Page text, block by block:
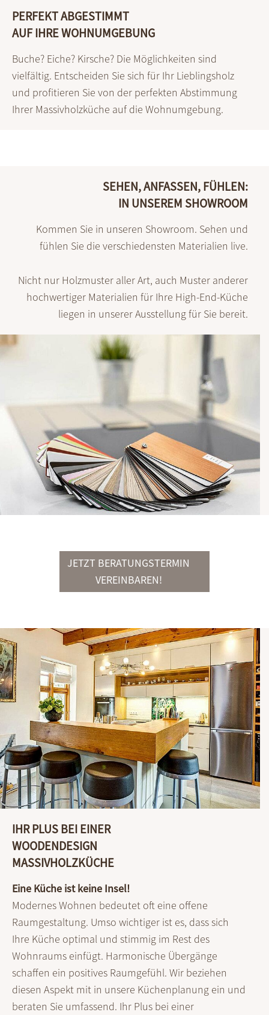
PERFEKT ABGESTIMMT
AUF IHRE WOHNUMGEBUNG
Buche? Eiche? Kirsche? Die Möglichkeiten sind
vielfältig. Entscheiden Sie sich für Ihr Lieblingsholz
und profitieren Sie von der perfekten Abstimmung
Ihrer Massivholzküche auf die Wohnumgebung.
SEHEN, ANFASSEN, FÜHLEN:
IN UNSEREM SHOWROOM
Kommen Sie in unseren Showroom. Sehen und
fühlen Sie die verschiedensten Materialien live.
Nicht nur Holzmuster aller Art, auch Muster anderer
hochwertiger Materialien für Ihre High-End-Küche
liegen in unserer Ausstellung für Sie bereit.
JETZT BERATUNGSTERMIN
VEREINBAREN!
IHR PLUS BEI EINER
WOODENDESIGN
MASSIVHOLZKÜCHE
Eine Küche ist keine Insel!
Modernes Wohnen bedeutet oft eine offene
Raumgestaltung. Umso wichtiger ist es, dass sich
Ihre Küche optimal und stimmig im Rest des
Wohnraums einfügt. Harmonische Übergänge
schaffen ein positives Raumgefühl. Wir beziehen
diesen Aspekt mit in unsere Küchenplanung ein und
beraten Sie umfassend. Ihr Plus bei einer